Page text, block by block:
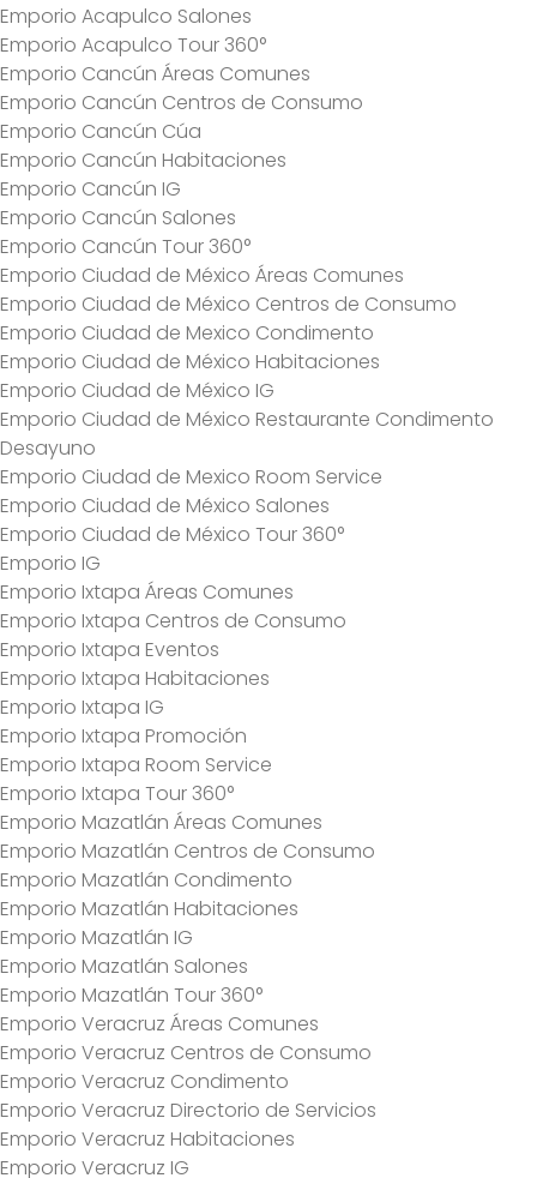
Emporio Acapulco Salones
Emporio Acapulco Tour 360°
Emporio Cancún Áreas Comunes
Emporio Cancún Centros de Consumo
Emporio Cancún Cúa
Emporio Cancún Habitaciones
Emporio Cancún IG
Emporio Cancún Salones
Emporio Cancún Tour 360°
Emporio Ciudad de México Áreas Comunes
Emporio Ciudad de México Centros de Consumo
Emporio Ciudad de Mexico Condimento
Emporio Ciudad de México Habitaciones
Emporio Ciudad de México IG
Emporio Ciudad de México Restaurante Condimento
Desayuno
Emporio Ciudad de Mexico Room Service
Emporio Ciudad de México Salones
Emporio Ciudad de México Tour 360°
Emporio IG
Emporio Ixtapa Áreas Comunes
Emporio Ixtapa Centros de Consumo
Emporio Ixtapa Eventos
Emporio Ixtapa Habitaciones
Emporio Ixtapa IG
Emporio Ixtapa Promoción
Emporio Ixtapa Room Service
Emporio Ixtapa Tour 360°
Emporio Mazatlán Áreas Comunes
Emporio Mazatlán Centros de Consumo
Emporio Mazatlán Condimento
Emporio Mazatlán Habitaciones
Emporio Mazatlán IG
Emporio Mazatlán Salones
Emporio Mazatlán Tour 360°
Emporio Veracruz Áreas Comunes
Emporio Veracruz Centros de Consumo
Emporio Veracruz Condimento
Emporio Veracruz Directorio de Servicios
Emporio Veracruz Habitaciones
Emporio Veracruz IG